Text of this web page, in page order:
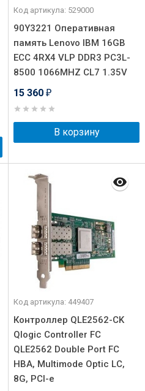
Код артикула: 529000
90Y3221 Оперативная
память Lenovo IBM 16GB
ECC 4RX4 VLP DDR3 PC3L-
8500 1066MHZ CL7 1.35V
15 360 ₽
В корзину
Код артикула: 449407
Контроллер QLE2562-CK
Qlogic Controller FC
QLE2562 Double Port FC
HBA, Multimode Optic LC,
8G, PCI-e